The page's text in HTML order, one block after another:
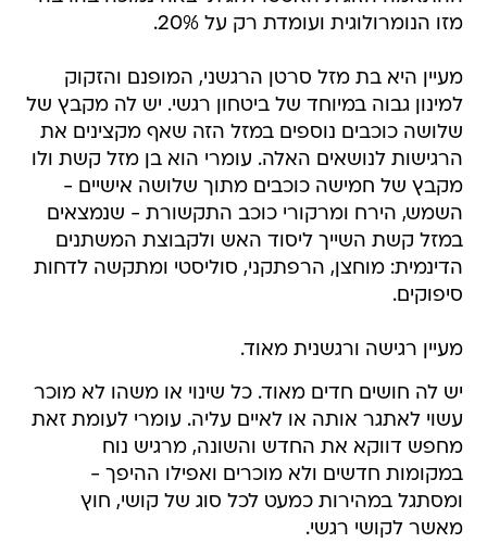
מזו הנומרולוגית ועומדת רק על 20%.
מעיין היא בת מזל סרטן הרגשני, המופנם והזקוק
למינון גבוה במיוחד של ביטחון רגשי. יש לה מקבץ של
שלושה כוכבים נוספים במזל הזה שאף מקצינים את
הרגישות לנושאים האלה. עומרי הוא בן מזל קשת ולו
מקבץ של חמישה כוכבים מתוך שלושה אישיים -
השמש, הירח ומרקורי כוכב התקשורת - שנמצאים
במזל קשת השייך ליסוד האש ולקבוצת המשתנים
הדינמית: מוחצן, הרפתקני, סוליסטי ומתקשה לדחות
סיפוקים.
מעיין רגישה ורגשנית מאוד.
יש לה חושים חדים מאוד. כל שינוי או משהו לא מוכר
עשוי לאתגר אותה או לאיים עליה. עומרי לעומת זאת
מחפש דווקא את החדש והשונה, מרגיש נוח
במקומות חדשים ולא מוכרים ואפילו ההיפך -
ומסתגל במהירות כמעט לכל סוג של קושי, חוץ
מאשר לקושי רגשי.